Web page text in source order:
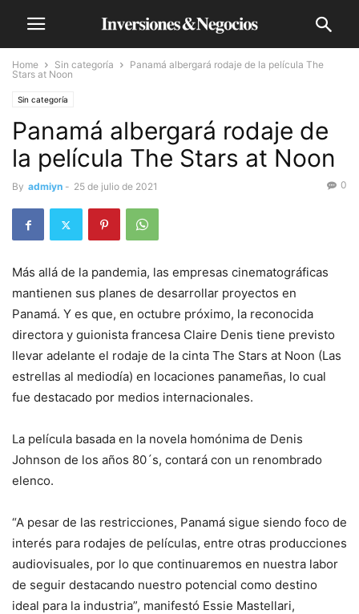
Home Sin categoría
Panamá albergará rodaje de la película The
Stars at Noon
Sin categoría
Panamá albergará rodaje de
la película The Stars at Noon
By admiyn - 25 de julio de 2021 0
Más allá de la pandemia, las empresas cinematográficas
mantienen sus planes de desarrollar proyectos en
Panamá. Y es que, en octubre próximo, la reconocida
directora y guionista francesa Claire Denis tiene previsto
llevar adelante el rodaje de la cinta The Stars at Noon (Las
estrellas al mediodía) en locaciones panameñas, lo cual
fue destacado por medios internacionales.
La película basada en la novela homónima de Denis
Johnson de los años 80´s, contará con un renombrado
elenco.
“A pesar de las restricciones, Panamá sigue siendo foco de
interés para rodajes de películas, entre otras producciones
audiovisuales, por lo que continuaremos en nuestra labor
de seguir destacando nuestro potencial como destino
ideal para la industria”, manifestó Essie Mastellari,